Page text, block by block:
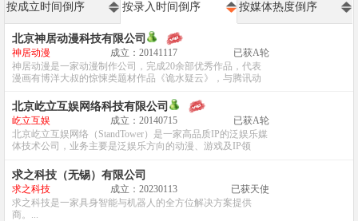
按成立时间倒序 按录入时间倒序 按媒体热度倒序
北京神居动漫科技有限公司
神居动漫 成立：20141117
已获A轮
神居动漫是一家动漫制作公司，完成20余部优秀作品，代表
漫画有博洋大叔的惊悚类题材作品《诡水疑云》，与腾讯动
北京屹立互娱网络科技有限公司
屹立互娱 成立：20140715
已获A轮
北京屹立互娱网络（StandTower）是一家高品质IP的泛娱乐媒
体技术公司，业务主要是泛娱乐方向的动漫、游戏及IP领
求之科技（无锡）有限公司
求之科技 成立：20230113
已获天使
求之科技是一家具身智能与机器人的全方位解决方案提供
商。...